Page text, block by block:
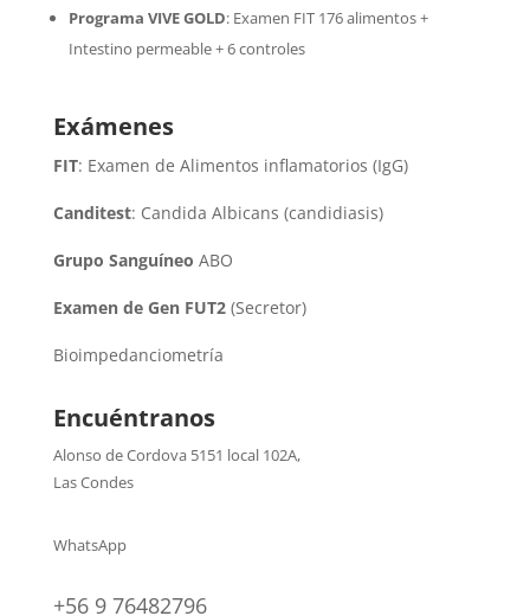
Programa VIVE GOLD: Examen FIT 176 alimentos +
Intestino permeable + 6 controles
Exámenes
FIT: Examen de Alimentos inflamatorios (IgG)
Canditest: Candida Albicans (candidiasis)
Grupo Sanguíneo ABO
Examen de Gen FUT2(Secretor)
Bioimpedanciometría
Encuéntranos
Alonso de Cordova 5151 local 102A,
Las Condes
WhatsApp
+56 9 76482796